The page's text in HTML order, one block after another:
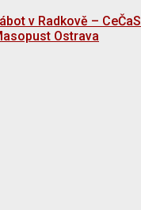
v Radkově – CeČaS
Ostrava